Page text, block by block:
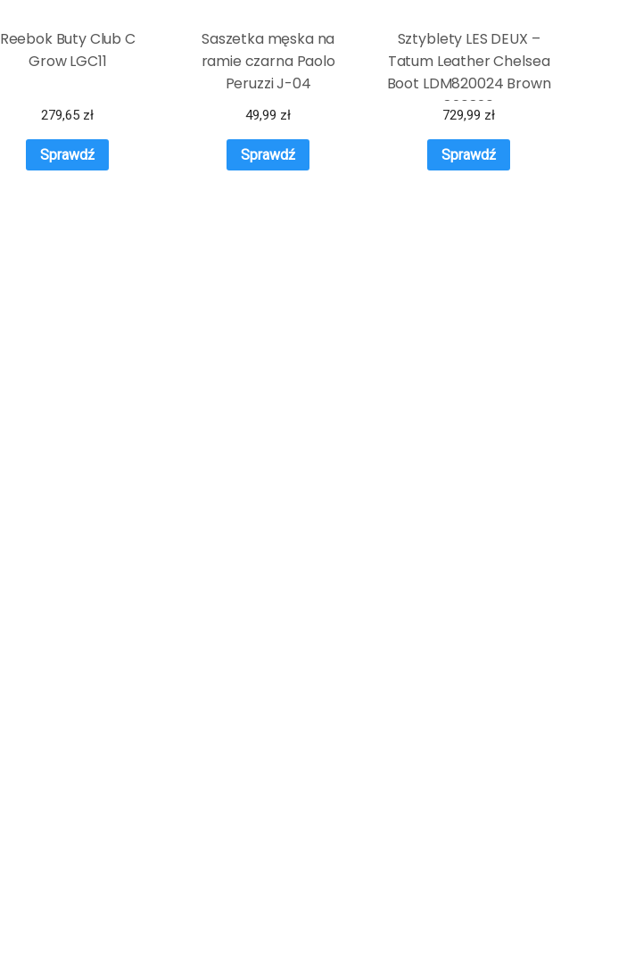
Reebok Buty Club C
Grow LGC11
279,65 zł
Sprawdź
Saszetka męska na
ramie czarna Paolo
Peruzzi J-04
49,99 zł
Sprawdź
Sztyblety LES DEUX –
Tatum Leather Chelsea
Boot LDM820024 Brown
820820
729,99 zł
Sprawdź